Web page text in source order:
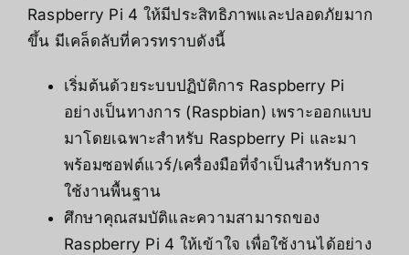
Raspberry Pi 4 ให้มีประสิทธิภาพและปลอดภัยมาก
ขึ้น มีเคล็ดลับที่ควรทราบดังนี้
เริ่มต้นด้วยระบบปฏิบัติการ Raspberry Pi
อย่างเป็นทางการ (Raspbian) เพราะออกแบบ
มาโดยเฉพาะสำหรับ Raspberry Pi และมา
พร้อมซอฟต์แวร์/เครื่องมือที่จำเป็นสำหรับการ
ใช้งานพื้นฐาน
ศึกษาคุณสมบัติและความสามารถของ
Raspberry Pi 4 ให้เข้าใจ เพื่อใช้งานได้อย่าง